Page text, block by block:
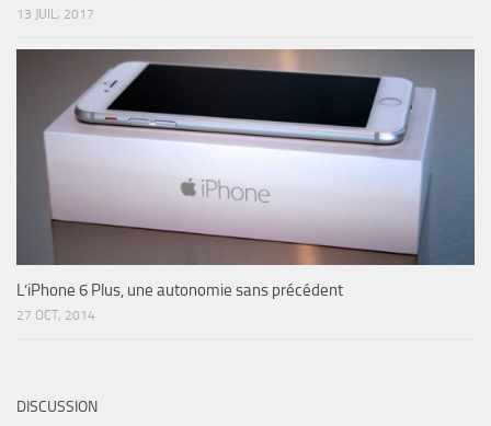
13 JUIL, 2017
L’iPhone 6 Plus, une autonomie sans précédent
27 OCT, 2014
DISCUSSION